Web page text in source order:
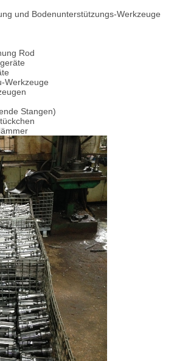
und Bodenunterstützungs-Werkzeuge
Rod
Werkzeuge
Stangen)